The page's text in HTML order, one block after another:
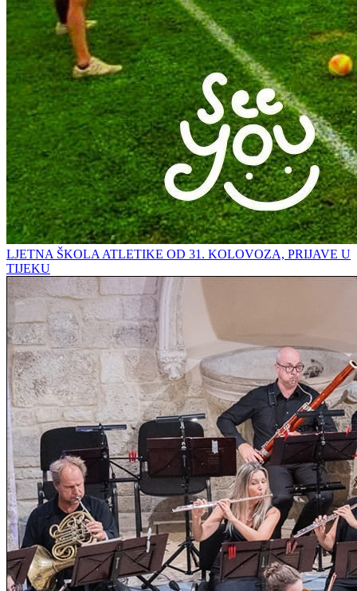
LJETNA ŠKOLA ATLETIKE OD 31. KOLOVOZA, PRIJAVE U
TIJEKU